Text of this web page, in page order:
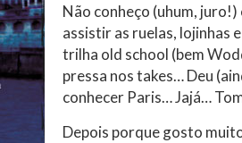
Não conheço (uhum,
assistir as ruelas, lojinhas
trilha old school (bem
pressa nos takes… Deu
conhecer Paris… Jajá…
Depois porque gosto